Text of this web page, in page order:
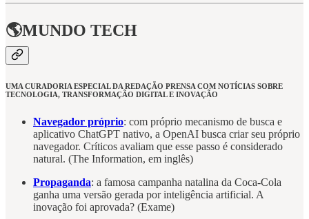
🌎MUNDO TECH
UMA CURADORIA ESPECIAL DA REDAÇÃO PRENSA COM NOTÍCIAS SOBRE
TECNOLOGIA, TRANSFORMAÇÃO DIGITAL E INOVAÇÃO
Navegador próprio: com próprio mecanismo de busca e
aplicativo ChatGPT nativo, a OpenAI busca criar seu próprio
navegador. Críticos avaliam que esse passo é considerado
natural. (The Information, em inglês)
Propaganda: a famosa campanha natalina da Coca-Cola
ganha uma versão gerada por inteligência artificial. A
inovação foi aprovada? (Exame)